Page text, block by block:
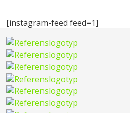
[instagram-feed feed=1]